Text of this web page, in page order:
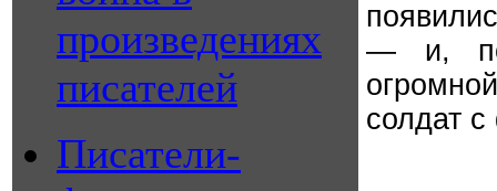
произведениях
писателей
Писатели-
— и, по
солдат